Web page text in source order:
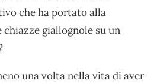
che ha portato alla
giallognole su un
una volta nella vita di aver